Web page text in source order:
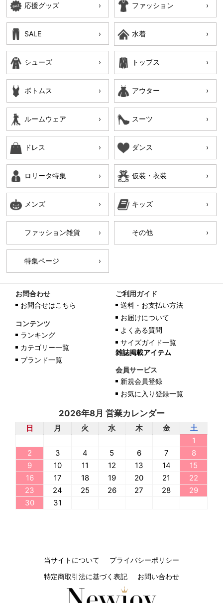
応援グッズ ファッション
SALE 水着
シューズ トップス
ボトムス アウター
ルームウェア スーツ
ドレス ダンス
ロリータ特集 仮装・衣装
メンズ キッズ
ファッション雑貨 その他
特集ページ
お問合わせ
お問合せはこちら
コンテンツ
ランキング
カテゴリー一覧
ブランド一覧
ご利用ガイド
送料・お支払い方法
お届けについて
よくある質問
サイズガイド一覧
雑誌掲載アイテム
会員サービス
新規会員登録
お気に入り登録一覧
2026年8月 営業カレンダー
日 月 火 水 木 金
土
1
2
3 4 5 6 7
8
9
10 11 12 13 14
15
16
17 18 19 20 21
22
23
24 25 26 27 28
29
30
31
当サイトについて
プライバシーポリシー
特定商取引法に基づく表記
お問い合わせ